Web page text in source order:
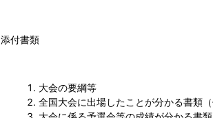
添付書類
大会の要綱等
全国大会に出場したことが分かる書類